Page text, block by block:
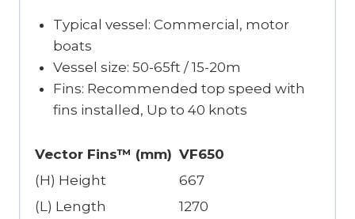
Typical vessel: Commercial, motor
boats
Vessel size: 50-65ft / 15-20m
Fins: Recommended top speed with
fins installed, Up to 40 knots
Vector Fins™ (mm) VF650
(H) Height
667
(L) Length
1270